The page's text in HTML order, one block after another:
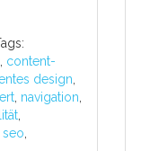
content-
design
, navigation
,
seo